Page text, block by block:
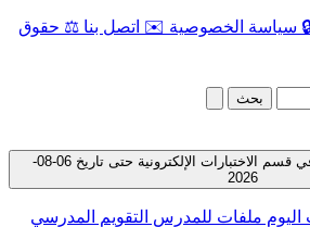
سياسة الخصوصية ✉️ اتصل بنا ⚖️ حقوق
بحث
جميع الملفات المتوفرة في قسم الاختبارات الإلكترونية حتى تاريخ 06-08-
2026
ملفات للمدرس التقويم المدرسي